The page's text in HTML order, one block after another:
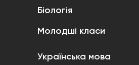
Біологія
Молодші класи
Українська мова